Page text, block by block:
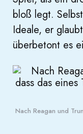
bloß legt.
Ideale, er
überbetont es
Nach Reagan und